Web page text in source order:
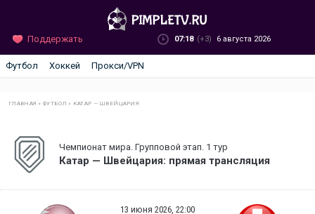
Поддержать 07:18 (+3) 6 августа 2026
Футбол Хоккей Прокси/VPN
ГЛАВНАЯ »ФУТБОЛ » КАТАР — ШВЕЙЦАРИЯ
Чемпионат мира. Групповой этап. 1 тур
Катар — Швейцария: прямая трансляция
13 июня 2026, 22:00